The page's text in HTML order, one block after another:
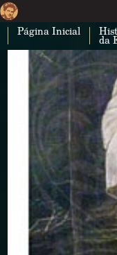
Página Inicial
da